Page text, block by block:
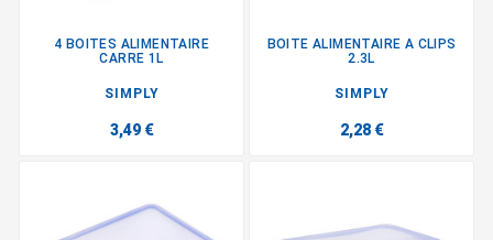
4 BOITES ALIMENTAIRE
CARRE 1L
SIMPLY
3,49 €
BOITE ALIMENTAIRE A CLIPS
2.3L
SIMPLY
2,28 €